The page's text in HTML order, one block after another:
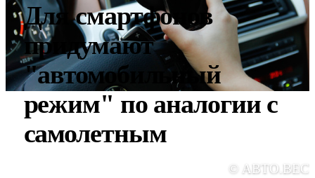
Для смартфонов
придумают
"автомобильный
режим" по аналогии с
самолетным
©